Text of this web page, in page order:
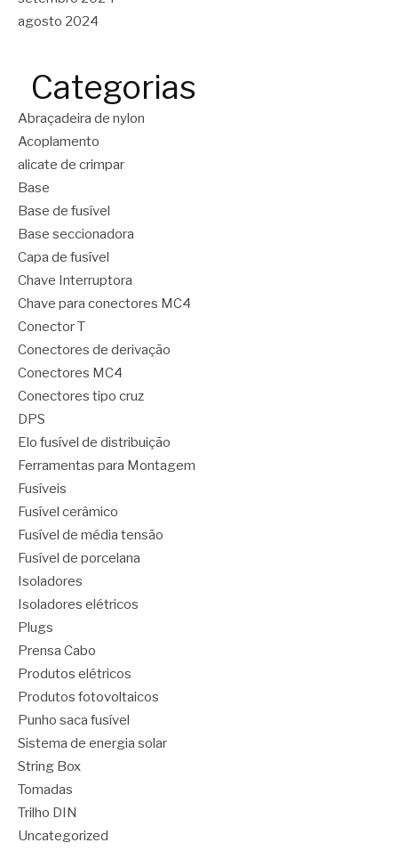
agosto 2024
Categorias
Abraçadeira de nylon
Acoplamento
alicate de crimpar
Base
Base de fusível
Base seccionadora
Capa de fusível
Chave Interruptora
Chave para conectores MC4
Conector T
Conectores de derivação
Conectores MC4
Conectores tipo cruz
DPS
Elo fusível de distribuição
Ferramentas para Montagem
Fusíveis
Fusível cerâmico
Fusível de média tensão
Fusível de porcelana
Isoladores
Isoladores elétricos
Plugs
Prensa Cabo
Produtos elétricos
Produtos fotovoltaicos
Punho saca fusível
Sistema de energia solar
String Box
Tomadas
Trilho DIN
Uncategorized